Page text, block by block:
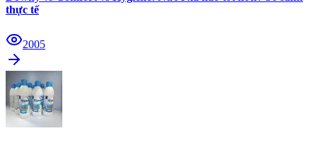
thực tế
2005